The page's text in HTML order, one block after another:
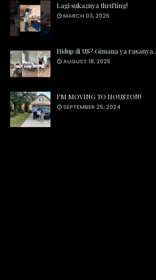
Lagi suka2nya thrifting!
MARCH 03, 2026
Hidup di US? Gimana ya rasanya..
AUGUST 18, 2025
I'M MOVING TO HOUSTON!
SEPTEMBER 25, 2024